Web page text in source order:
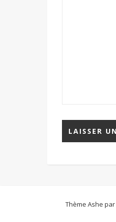
Thème Ashe par